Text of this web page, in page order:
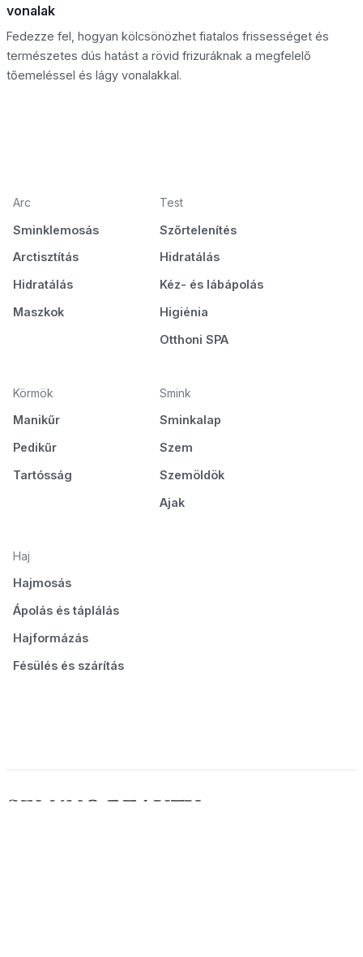
vonalak
Fedezze fel, hogyan kölcsönözhet fiatalos frissességet és
természetes dús hatást a rövid frizuráknak a megfelelő
tőemeléssel és lágy vonalakkal.
Arc
Sminklemosás
Arctisztítás
Hidratálás
Maszkok
Test
Szőrtelenítés
Hidratálás
Kéz- és lábápolás
Higiénia
Otthoni SPA
Körmök
Manikűr
Pedikűr
Tartósság
Smink
Sminkalap
Szem
Szemöldök
Ajak
Haj
Hajmosás
Ápolás és táplálás
Hajformázás
Fésülés és szárítás